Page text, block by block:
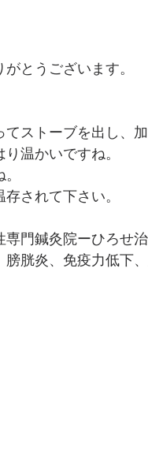
とうございます。
ストーブを出し、加
温かいですね。
されて下さい。
門鍼灸院ーひろせ
胱炎、免疫力低下